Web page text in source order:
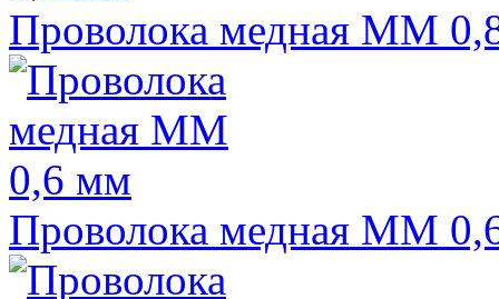
Проволока медная ММ
Проволока медная ММ